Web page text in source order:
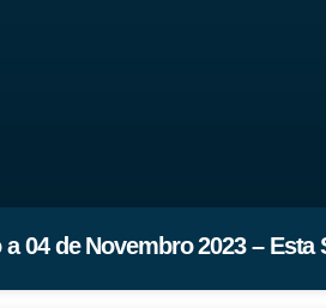
04 de Novembro 2023 –